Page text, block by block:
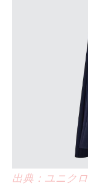
出典：ユニクロ